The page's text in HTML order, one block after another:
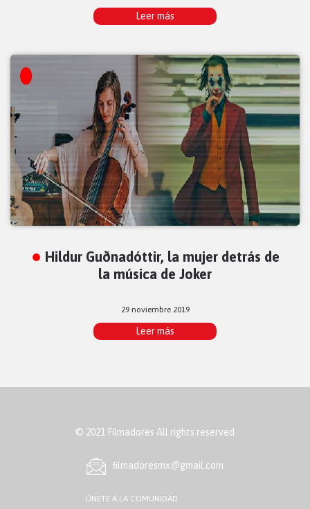
Leer más
Hildur Guðnadóttir, la mujer detrás de
la música de Joker
29 noviembre 2019
Leer más
© 2021 Filmadores All rights reserved
ﬁlmadoresmx@gmail.com
ÚNETE A LA COMUNIDAD